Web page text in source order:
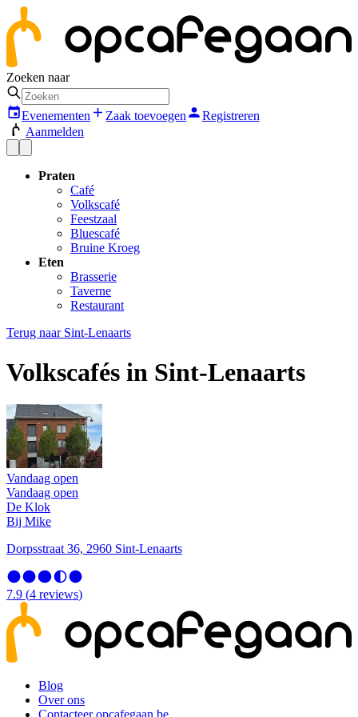
Zoeken naar
Evenementen Zaak toevoegen
Registreren
Aanmelden
Praten
Café
Volkscafé
Feestzaal
Bluescafé
Bruine Kroeg
Eten
Brasserie
Taverne
Restaurant
Terug naar Sint-Lenaarts
Volkscafés in Sint-Lenaarts
Vandaag open
Vandaag open
De Klok
Bij Mike
Dorpsstraat 36, 2960 Sint-Lenaarts
7.9 (4 reviews)
Blog
Over ons